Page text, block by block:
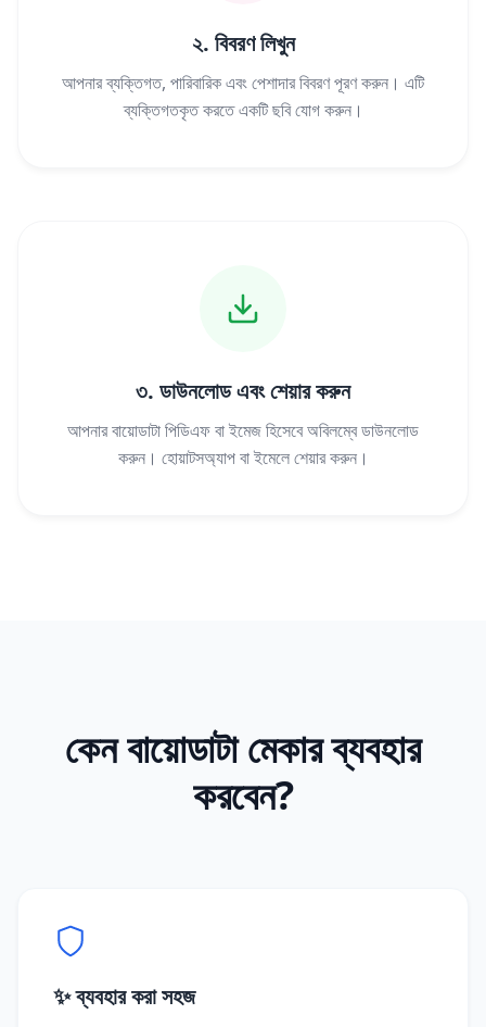
২. বিবরণ লিখুন
আপনার ব্যক্তিগত, পারিবারিক এবং পেশাদার বিবরণ পূরণ করুন। এটি
ব্যক্তিগতকৃত করতে একটি ছবি যোগ করুন।
৩. ডাউনলোড এবং শেয়ার করুন
আপনার বায়োডাটা পিডিএফ বা ইমেজ হিসেবে অবিলম্বে ডাউনলোড
করুন। হোয়াটসঅ্যাপ বা ইমেলে শেয়ার করুন।
কেন বায়োডাটা মেকার ব্যবহার
করবেন?
✨ ব্যবহার করা সহজ